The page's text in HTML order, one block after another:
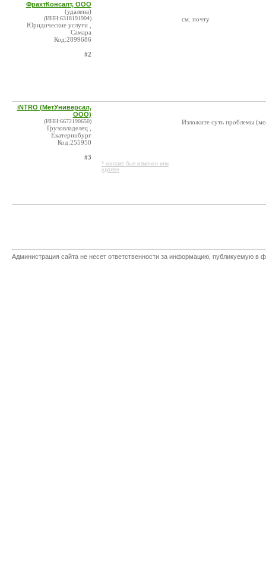
ФрахтКонсалт, ООО
(удалена)
(ИНН:6318191904)
Юридические услуги ,
Самара
Код:2899686
#2
см. почту
iNTRO (МетУниверсал,
ООО)
(ИНН:6672190650)
Грузовладелец ,
Екатеринбург
Код:255950
#3
* контакт был изменен или
удален
Изложите суть проблемы
Администрация сайта не несет ответственности за информацию, публикуемую